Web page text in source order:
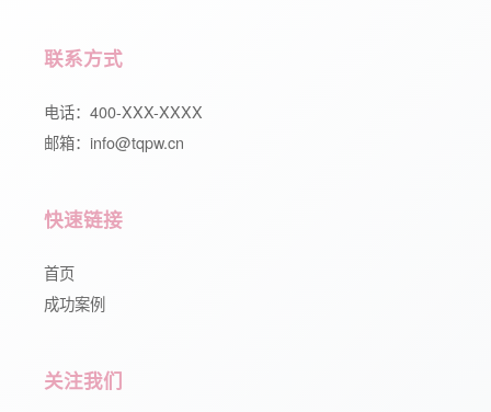
联系方式
电话：400-XXX-XXXX
邮箱：info@tqpw.cn
快速链接
首页
成功案例
关注我们